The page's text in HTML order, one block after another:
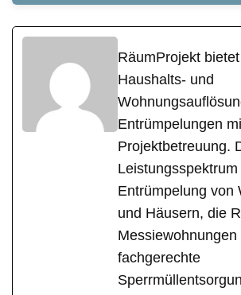
RäumProjekt
Haushalts- und
Entrümpelungen
Projektbetreuung.
Entrümpelung von
und Häusern, die
fachgerechte